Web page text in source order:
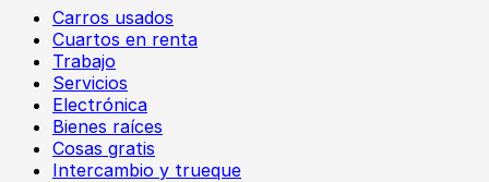
Carros usados
Cuartos en renta
Trabajo
Servicios
Electrónica
Bienes raíces
Cosas gratis
Intercambio y trueque